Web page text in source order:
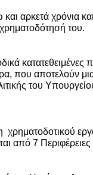
και αρκετά χρόνια
χρηματοδότησή του.
κατατεθειμένες
που αποτελούν μια
του
από 7